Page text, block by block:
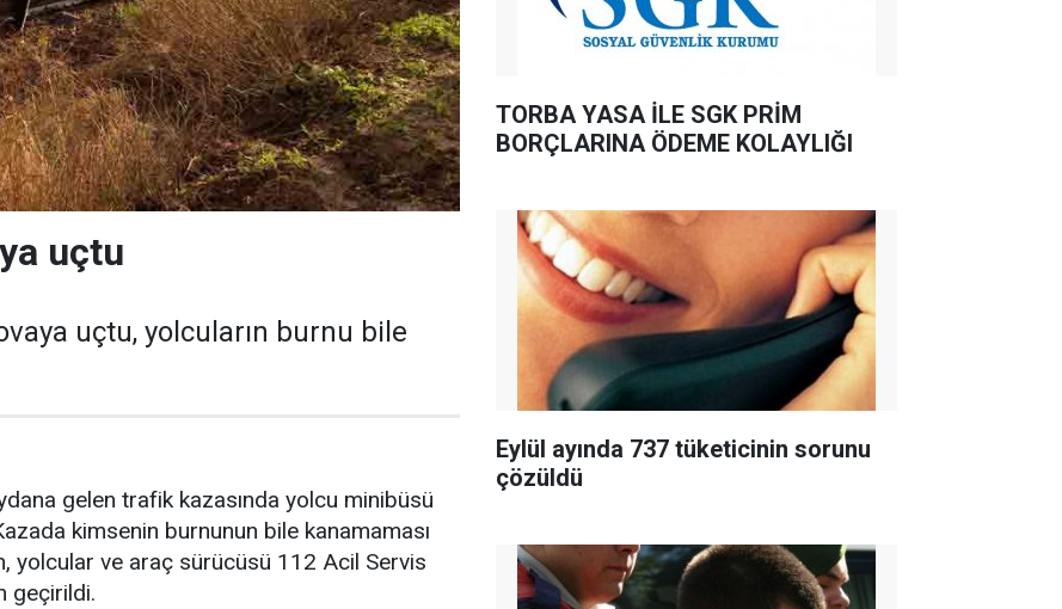
uçtu
uçtu, yolcuların burnu bile
gelen trafik kazasında yolcu minibüsü
kimsenin burnunun bile kanamaması
yolcular ve araç sürücüsü 112 Acil Servis
geçirildi.
TORBA YASA İLE SGK PRİM
BORÇLARINA ÖDEME KOLAYLIĞI
Eylül ayında 737 tüketicinin sorunu
çözüldü